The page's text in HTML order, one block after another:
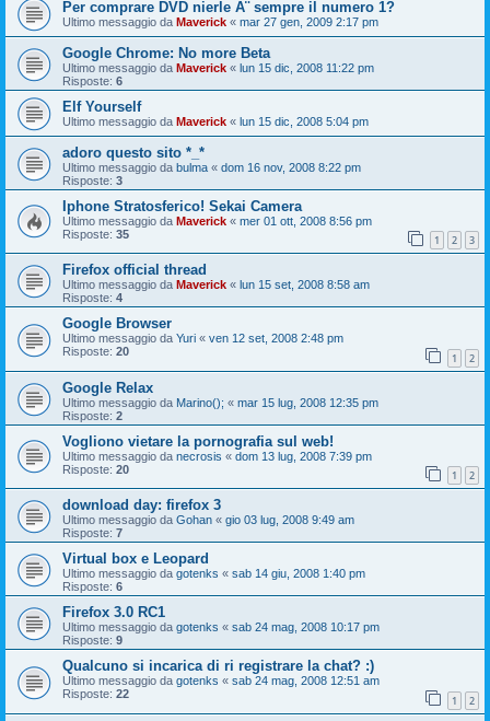
Per comprare DVD nierle Ã¨ sempre il numero 1?
Ultimo messaggio da Maverick « mar 27 gen, 2009 2:17 pm
Google Chrome: No more Beta
Ultimo messaggio da Maverick « lun 15 dic, 2008 11:22 pm
Risposte: 6
Elf Yourself
Ultimo messaggio da Maverick « lun 15 dic, 2008 5:04 pm
adoro questo sito *_*
Ultimo messaggio da bulma « dom 16 nov, 2008 8:22 pm
Risposte: 3
Iphone Stratosferico! Sekai Camera
Ultimo messaggio da Maverick « mer 01 ott, 2008 8:56 pm
Risposte: 35 1 2 3
Firefox official thread
Ultimo messaggio da Maverick « lun 15 set, 2008 8:58 am
Risposte: 4
Google Browser
Ultimo messaggio da Yuri « ven 12 set, 2008 2:48 pm
Risposte: 20 1 2
Google Relax
Ultimo messaggio da Marino(); « mar 15 lug, 2008 12:35 pm
Risposte: 2
Vogliono vietare la pornografia sul web!
Ultimo messaggio da necrosis « dom 13 lug, 2008 7:39 pm
Risposte: 20 1 2
download day: firefox 3
Ultimo messaggio da Gohan « gio 03 lug, 2008 9:49 am
Risposte: 7
Virtual box e Leopard
Ultimo messaggio da gotenks « sab 14 giu, 2008 1:40 pm
Risposte: 6
Firefox 3.0 RC1
Ultimo messaggio da gotenks « sab 24 mag, 2008 10:17 pm
Risposte: 9
Qualcuno si incarica di ri registrare la chat? :)
Ultimo messaggio da gotenks « sab 24 mag, 2008 12:51 am
Risposte: 22 1 2